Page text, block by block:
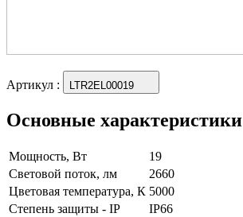
Артикул : LTR2EL00019
Основные характеристики
Мощность, Вт
19
Световой поток, лм
2660
Цветовая температура, К 5000
Степень защиты - IP
IP66